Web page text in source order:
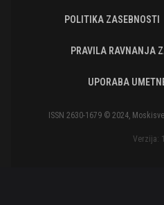
POLITIKA ZASEBNOSTI
PRAVILA RAVNANJA
UPORABA
ISSN 2630-1679 © 2024,
Verzija: